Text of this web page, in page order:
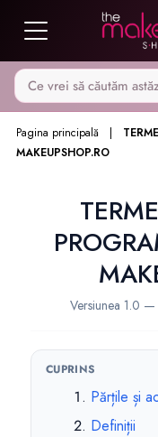
Caută pe MakeupShop
Pagina principală
MAKEUPSHOP.RO
Versiunea 1.0
CUPRINS
Părțile și
Definiții